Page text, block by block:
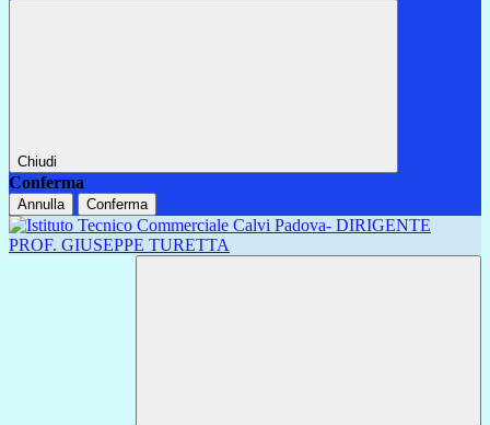
Chiudi
Conferma
Annulla Conferma